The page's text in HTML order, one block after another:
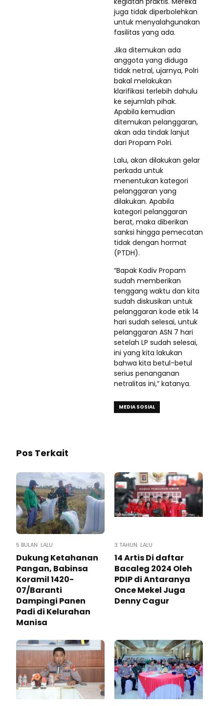
juga tidak diperbolehkan
untuk menyalahgunakan
fasilitas yang ada.
Jika ditemukan ada
anggota yang diduga
tidak netral, ujarnya, Polri
bakal melakukan
klarifikasi terlebih dahulu
ke sejumlah pihak.
Apabila kemudian
ditemukan pelanggaran,
akan ada tindak lanjut
dari Propam Polri.
Lalu, akan dilakukan gelar
perkada untuk
menentukan kategori
pelanggaran yang
dilakukan. Apabila
kategori pelanggaran
berat, maka diberikan
sanksi hingga pemecatan
tidak dengan hormat
(PTDH).
“Bapak Kadiv Propam
sudah memberikan
tenggang waktu dan kita
sudah diskusikan untuk
pelanggaran kode etik 14
hari sudah selesai, untuk
pelanggaran ASN 7 hari
setelah LP sudah selesai,
ini yang kita lakukan
bahwa kita betul-betul
serius penanganan
netralitas ini,” katanya.
MEDIA SOSIAL
Pos Terkait
5 BULAN LALU
Dukung Ketahanan
Pangan, Babinsa
Koramil 1420-
07/Baranti
Dampingi Panen
Padi di Kelurahan
Manisa
3 TAHUN LALU
14 Artis Di daftar
Bacaleg 2024 Oleh
PDIP di Antaranya
Once Mekel Juga
Denny Cagur